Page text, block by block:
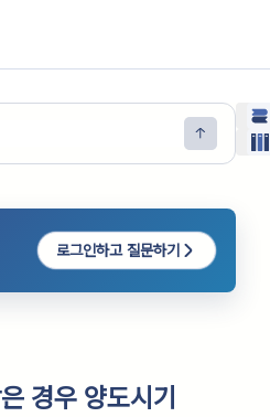
로그인하고 질문하기
경우 양도시기